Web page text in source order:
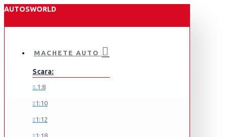
AUTOSWORLD
MACHETE AUTO
Scara:
.1:8
1:10
1:12
1:18